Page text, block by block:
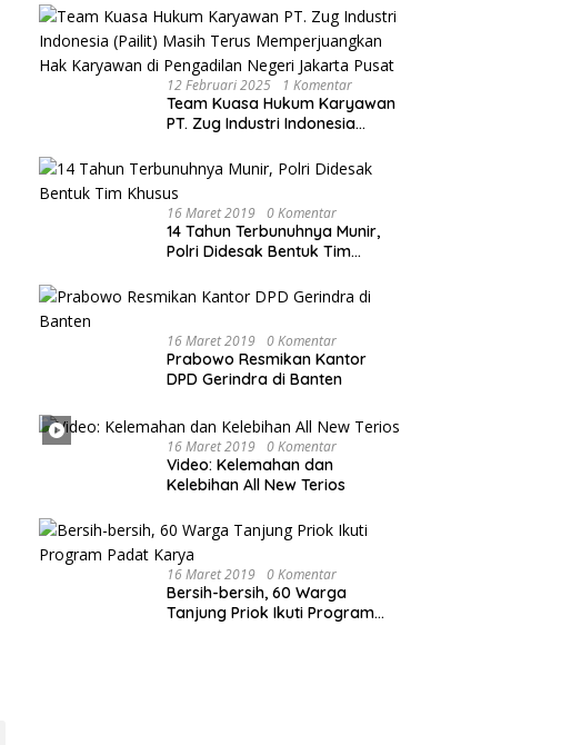
Pengaduan ke Mahkamah
Agung RI
12 Februari 2025 1 Komentar
Team Kuasa Hukum Karyawan
PT. Zug Industri Indonesia
Memperjuangkan Hak
Karyawan di Pengadilan Negeri
Jakarta Pusat
16 Maret 2019 0 Komentar
14 Tahun Terbunuhnya Munir,
Polri Didesak Bentuk Tim
16 Maret 2019 0 Komentar
Prabowo Resmikan Kantor
DPD Gerindra di Banten
16 Maret 2019 0 Komentar
Video: Kelemahan dan
Kelebihan All New Terios
16 Maret 2019 0 Komentar
Bersih-bersih, 60 Warga
Tanjung Priok Ikuti Program